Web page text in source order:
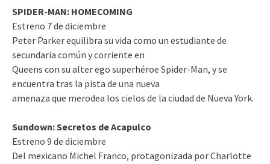
SPIDER-MAN: HOMECOMING
Estreno 7 de diciembre
Peter Parker equilibra su vida como un estudiante de
secundaria común y corriente en
Queens con su alter ego superhéroe Spider-Man, y se
encuentra tras la pista de una nueva
amenaza que merodea los cielos de la ciudad de Nueva York.
Sundown: Secretos de Acapulco
Estreno 9 de diciembre
Del mexicano Michel Franco, protagonizada por Charlotte